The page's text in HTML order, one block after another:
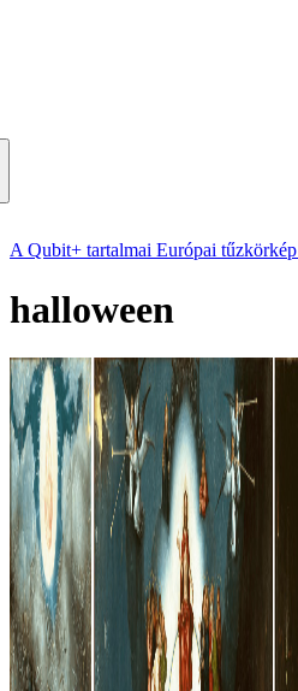
A Qubit+ tartalmai Európai tűzkörkép
halloween